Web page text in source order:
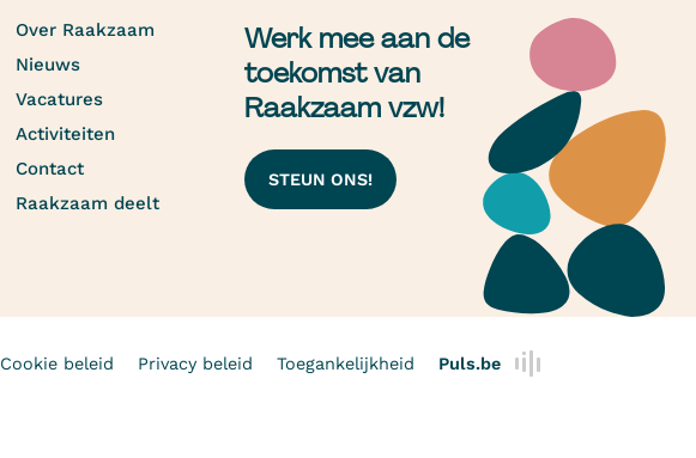
Over Raakzaam
Nieuws
Vacatures
Activiteiten
Contact
Raakzaam deelt
Werk mee aan de
toekomst van
Raakzaam vzw!
STEUN ONS!
Cookie beleid Privacy beleid Toegankelijkheid Puls.be